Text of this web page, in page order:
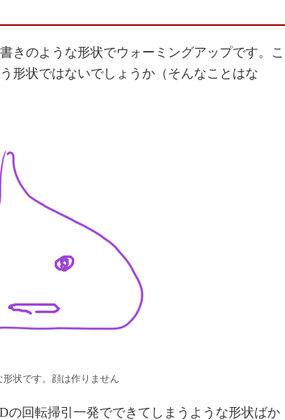
きのような形状でウォーミングアップです。こ
形状ではないでしょうか（そんなことはな
状です。顔は作りません
回転掃引一発でできてしまうような形状ばか